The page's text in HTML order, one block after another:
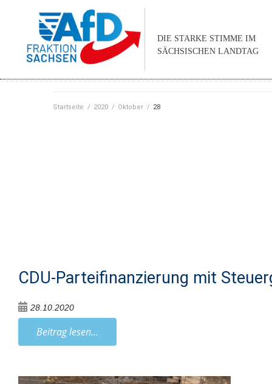
DIE STARKE STIMME IM
SÄCHSISCHEN LANDTAG
Startseite / 2020 / Oktober / 28
CDU-Parteifinanzierung mit
28.10.2020
Beitrag lesen...